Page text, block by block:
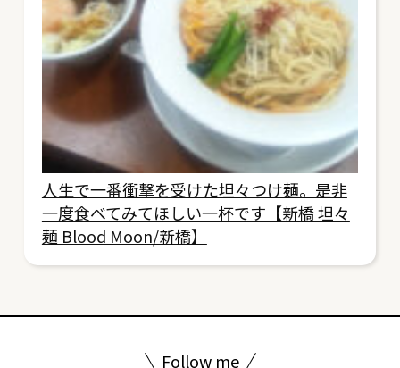
人生で一番衝撃を受けた坦々つけ麺。是非
一度食べてみてほしい一杯です【新橋 坦々
麺 Blood Moon/新橋】
Follow me